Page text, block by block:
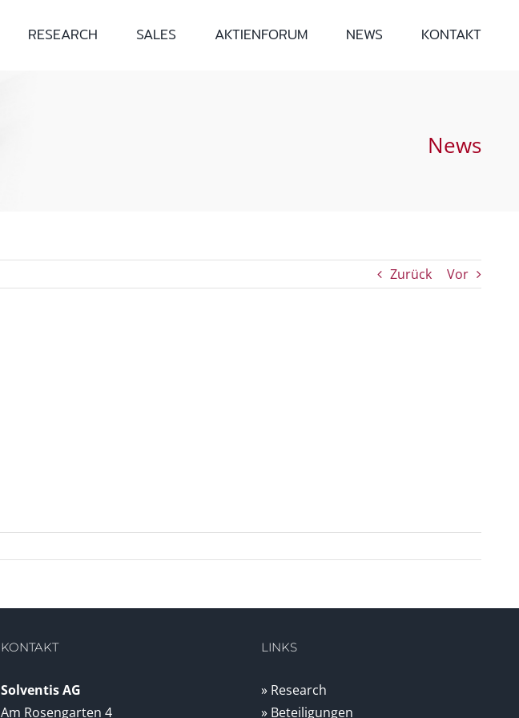
RESEARCH SALES AKTIENFORUM NEWS KONTAKT
News
Zurück Vor
KONTAKT
Solventis AG
Am Rosengarten 4
LINKS
» Research
» Beteiligungen